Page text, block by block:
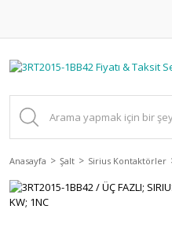
Anasayfa Şalt Sirius Kontaktörler